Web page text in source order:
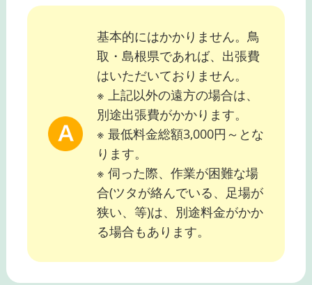
基本的にはかかりません。鳥
取・島根県であれば、出張費
はいただいておりません。
※ 上記以外の遠方の場合は、
別途出張費がかかります。
※ 最低料金総額3,000円～とな
ります。
※ 伺った際、作業が困難な場
合(ツタが絡んでいる、足場が
狭い、等)は、別途料金がかか
る場合もあります。